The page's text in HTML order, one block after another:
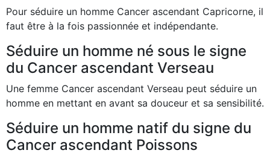
Pour séduire un homme Cancer ascendant Capricorne, il
faut être à la fois passionnée et indépendante.
Séduire un homme né sous le signe
du Cancer ascendant Verseau
Une femme Cancer ascendant Verseau peut séduire un
homme en mettant en avant sa douceur et sa sensibilité.
Séduire un homme natif du signe du
Cancer ascendant Poissons